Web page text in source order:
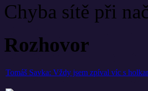
Chyba sítě při
Rozhovor
Tomáš Savka: Vždy jsem zpíval víc s